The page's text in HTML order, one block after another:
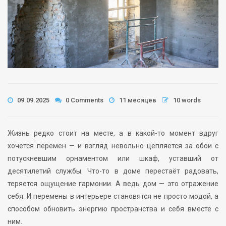
09.09.2025 0 Comments 11 месяцев 10 words
Жизнь редко стоит на месте, а в какой-то момент вдруг
хочется перемен — и взгляд невольно цепляется за обои с
потускневшим орнаментом или шкаф, уставший от
десятилетий службы. Что-то в доме перестаёт радовать,
теряется ощущение гармонии. А ведь дом — это отражение
себя. И перемены в интерьере становятся не просто модой, а
способом обновить энергию пространства и себя вместе с
ним.